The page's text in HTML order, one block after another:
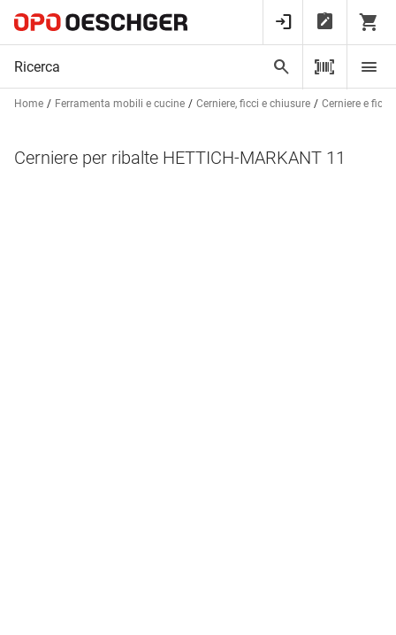
Home Ferramenta mobili e cucine Cerniere, ficci e chiusure Cerniere e ficci
Cerniere per ribalte HETTICH-MARKANT 11